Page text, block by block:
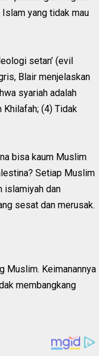
yang tidak mau
setan’ (evil
Blair menjelaskan
syariah adalah
Khilafah; (4) Tidak
bisa kaum Muslim
Setiap Muslim
islamiyah dan
sesat dan merusak.
Muslim. Keimanannya
membangkang